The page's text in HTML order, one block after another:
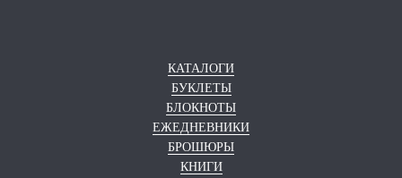
КАТАЛОГИ
БУКЛЕТЫ
БЛОКНОТЫ
ЕЖЕДНЕВНИКИ
БРОШЮРЫ
КНИГИ